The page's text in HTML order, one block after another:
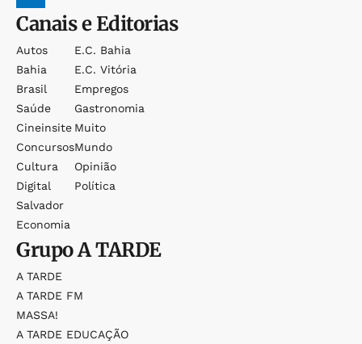
Canais e Editorias
Autos
Bahia
Brasil
Saúde
Cineinsite
Concursos
Cultura
Digital
Salvador
Economia
E.c. Bahia
E.c. Vitória
Empregos
Gastronomia
Muito
Mundo
Opinião
Política
GrupoA TARDE
A TARDE
A TARDE FM
MASSA!
A TARDE EDUCAÇÃO